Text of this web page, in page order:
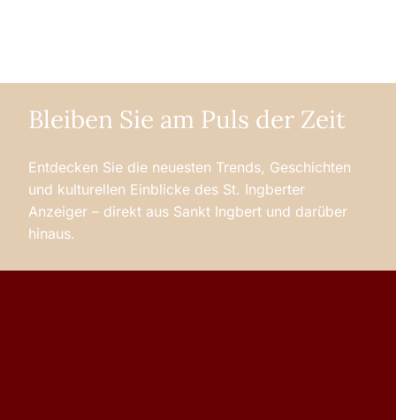
Bleiben Sie am Puls der Zeit
Entdecken Sie die neuesten Trends, Geschichten
und kulturellen Einblicke des St. Ingberter
Anzeiger – direkt aus Sankt Ingbert und darüber
hinaus.